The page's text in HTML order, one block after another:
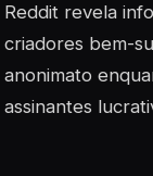
Reddit revela
criadores bem-
anonimato
assinantes